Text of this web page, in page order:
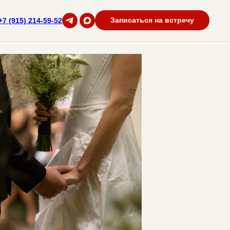
(915) 214-59-52 Записаться на встречу